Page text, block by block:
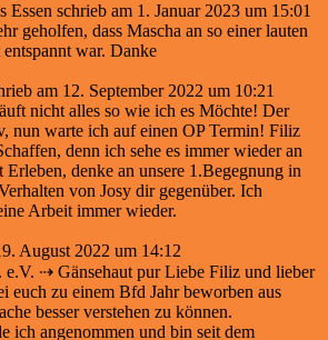
Essen schrieb am 1. Januar 2023 um 15:01
geholfen, dass Mascha an so einer lauten
war. Danke
am 12. September 2022 um 10:21
nicht alles so wie ich es Möchte! Der
nun warte ich auf einen OP Termin! Filiz
denn ich sehe es immer wieder an
Erleben, denke an unsere 1.Begegnung in
von Josy dir gegenüber. Ich
Arbeit immer wieder.
August 2022 um 14:12
⇢ Gänsehaut pur Liebe Filiz und lieber
euch zu einem Bfd Jahr beworben aus
besser verstehen zu können.
ich angenommen und bin seit dem